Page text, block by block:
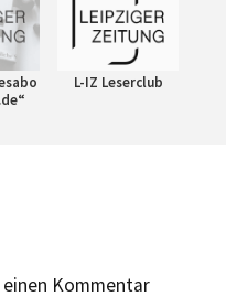
L-IZ Leserclub
einen Kommentar